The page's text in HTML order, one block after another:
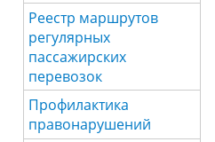
Реестр маршрутов
регулярных
пассажирских
перевозок
Профилактика
правонарушений